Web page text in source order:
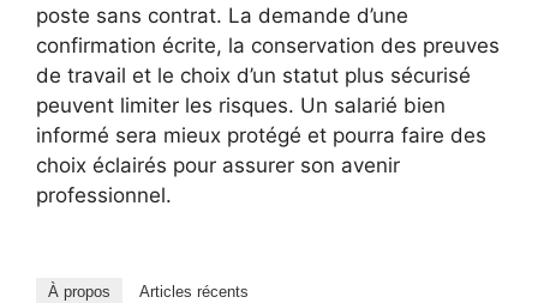
poste sans contrat. La demande d’une
confirmation écrite, la conservation des preuves
de travail et le choix d’un statut plus sécurisé
peuvent limiter les risques. Un salarié bien
informé sera mieux protégé et pourra faire des
choix éclairés pour assurer son avenir
professionnel.
À propos Articles récents